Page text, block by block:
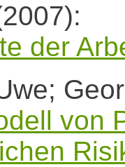
der
von